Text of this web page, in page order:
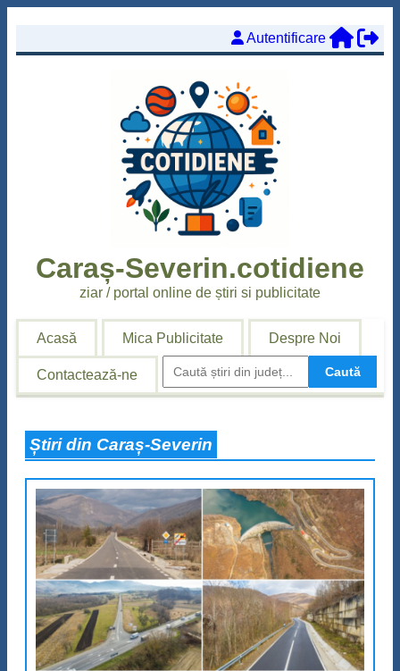
Autentificare
Caraș-Severin.cotidiene
ziar / portal online de știri si publicitate
Acasă Mica Publicitate Despre Noi
Contactează-ne Caută
Știri din Caraș-Severin